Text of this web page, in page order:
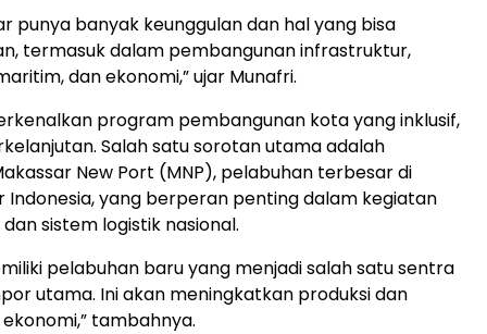
punya banyak keunggulan dan hal yang bisa
termasuk dalam pembangunan infrastruktur,
dan ekonomi,” ujar Munafri.
program pembangunan kota yang inklusif,
Salah satu sorotan utama adalah
New Port (MNP), pelabuhan terbesar di
Indonesia, yang berperan penting dalam kegiatan
sistem logistik nasional.
pelabuhan baru yang menjadi salah satu sentra
utama. Ini akan meningkatkan produksi dan
tambahnya.